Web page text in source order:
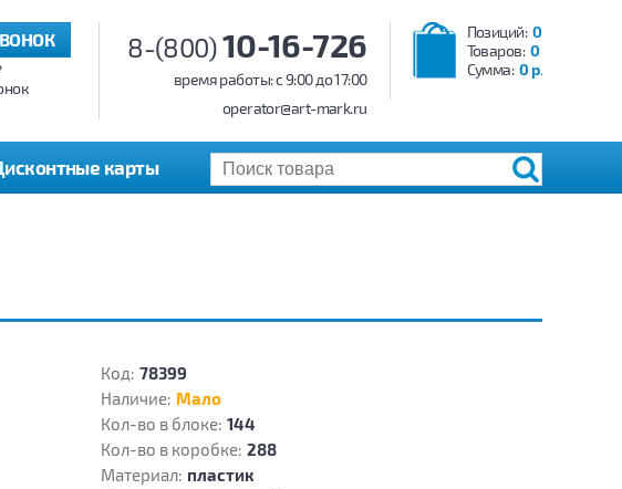
Позиций: 0
Товаров: 0
Сумма: 0 р.
8-(800)10-16-726
время работы: c 9:00 до 17:00
operator@art-mark.ru
карты
Код: 78399
Наличие: Мало
Кол-во в блоке: 144
Кол-во в коробке: 288
Материал: пластик